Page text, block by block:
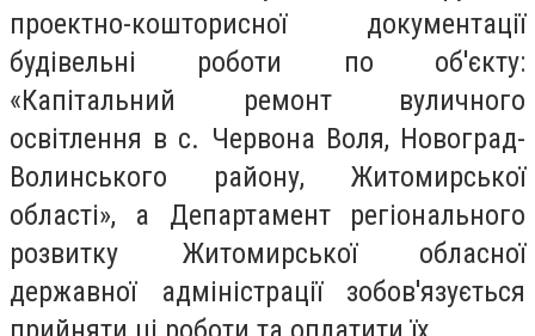
проектно-кошторисної документації
будівельні роботи по об'єкту:
«Капітальний ремонт вуличного
освітлення в с. Червона Воля, Новоград-
Волинського району, Житомирської
області», а Департамент регіонального
розвитку Житомирської обласної
державної адміністрації зобов'язується